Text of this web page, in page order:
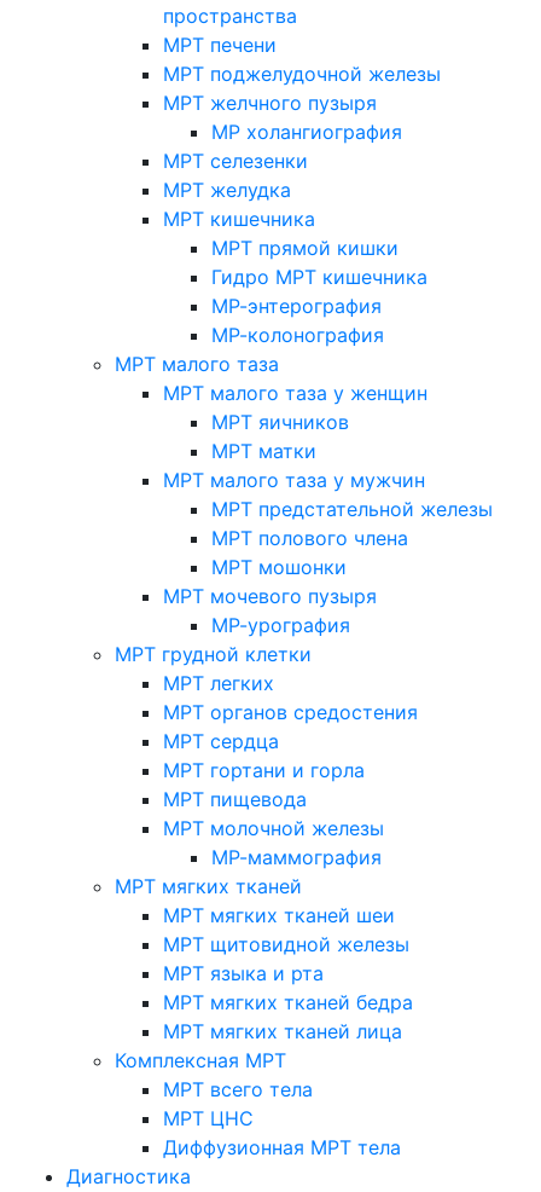
пространства
МРТ печени
МРТ поджелудочной железы
МРТ желчного пузыря
МР холангиография
МРТ селезенки
МРТ желудка
МРТ кишечника
МРТ прямой кишки
Гидро МРТ кишечника
МР-энтерография
МР-колонография
МРТ малого таза
МРТ малого таза у женщин
МРТ яичников
МРТ матки
МРТ малого таза у мужчин
МРТ предстательной железы
МРТ полового члена
МРТ мошонки
МРТ мочевого пузыря
МР-урография
МРТ грудной клетки
МРТ легких
МРТ органов средостения
МРТ сердца
МРТ гортани и горла
МРТ пищевода
МРТ молочной железы
МР-маммография
МРТ мягких тканей
МРТ мягких тканей шеи
МРТ щитовидной железы
МРТ языка и рта
МРТ мягких тканей бедра
МРТ мягких тканей лица
Комплексная МРТ
МРТ всего тела
МРТ ЦНС
Диффузионная МРТ тела
Диагностика